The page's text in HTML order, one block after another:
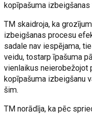
kopīpašuma izbeigšanas
TM skaidroja, ka
izbeigšanas procesu
sadale nav iespējama,
veidu, tostarp īpašuma
vienlaikus neierobežojot
kopīpašuma izbeigšanu
šim.
TM norādīja, ka pēc